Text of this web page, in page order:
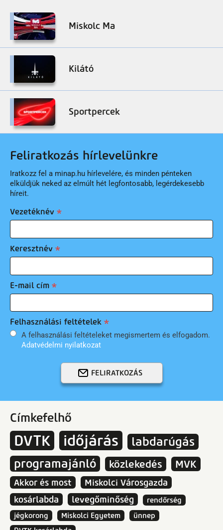
Miskolc Ma
Kilátó
Sportpercek
Feliratkozás hírlevelünkre
Iratkozz fel a minap.hu hírlevelére, és minden pénteken
elküldjük neked az elmúlt hét legfontosabb, legérdekesebb
híreit.
Vezetéknév
Keresztnév
E-mail cím
Felhasználási feltételek
A felhasználási feltételeket megismertem és elfogadom.
Adatvédelmi nyilatkozat
FELIRATKOZÁS
Címkefelhő
DVTK időjárás
labdarúgás
programajánló
közlekedés MVK
Akkor és most
Miskolci Városgazda
kosárlabda
levegőminőség
rendőrség
jégkorong
Miskolci Egyetem
ünnep